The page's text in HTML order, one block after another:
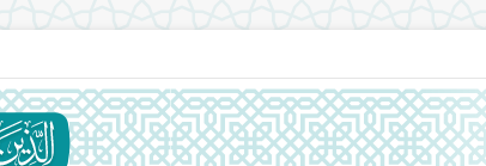
استقامت و تمدن‌سازی امت اسلامی